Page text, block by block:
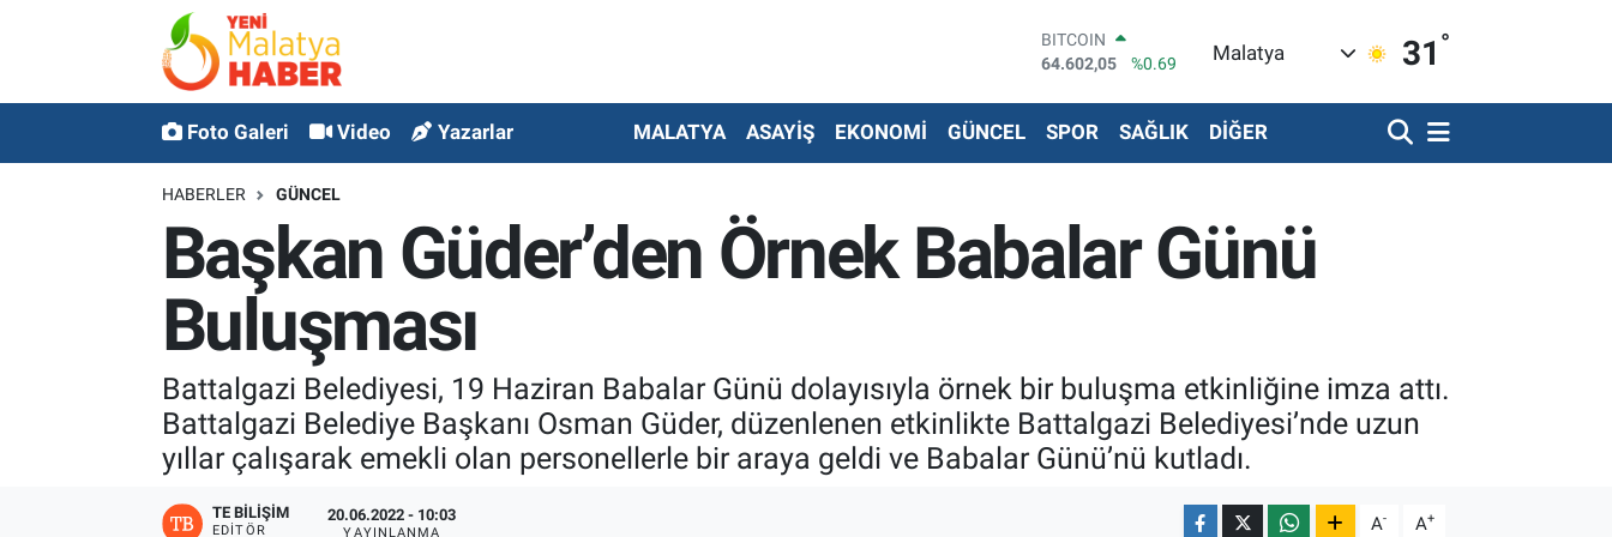
DOLAR
47,5986
%0.06
STERLİN
64,2438
%0.21
13.768
%48
BITCOIN
Malatya 31 °
Foto Galeri Video Yazarlar MALATYA ASAYİŞ EKONOMİ GÜNCEL SPOR SAĞLIK DİĞER
HABERLER GÜNCEL
Başkan Güder’den Örnek Babalar Günü
Buluşması
Battalgazi Belediyesi, 19 Haziran Babalar Günü dolayısıyla örnek bir buluşma etkinliğine imza attı.
Battalgazi Belediye Başkanı Osman Güder, düzenlenen etkinlikte Battalgazi Belediyesi’nde uzun
yıllar çalışarak emekli olan personellerle bir araya geldi ve Babalar Günü’nü kutladı.
TE BILIŞIM
EDITÖR
20.06.2022 - 10:03
YAYINLANMA A- A+
Malatya Nöbetçi Eczaneler
Malatya Trafik Yoğunluk Haritası
Süper Lig Puan Durumu ve Fikstür
Tüm Manşetler
Son Dakika Haberleri
Haber Arşivi